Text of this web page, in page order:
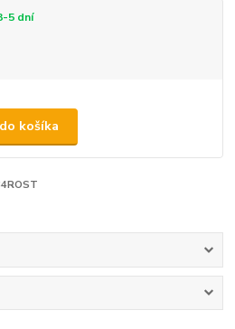
5 dní
košíka